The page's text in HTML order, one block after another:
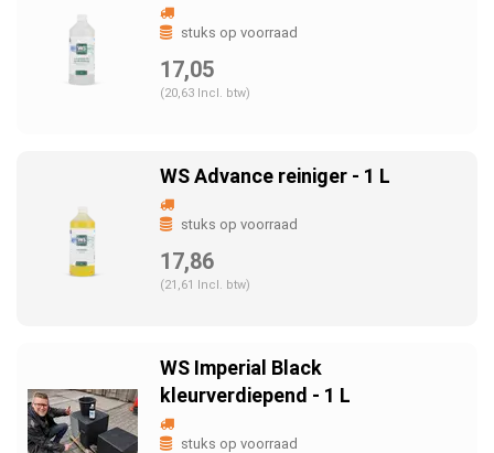
stuks op voorraad
17,05
(20,63 Incl. btw)
WS Advance reiniger - 1 L
stuks op voorraad
17,86
(21,61 Incl. btw)
WS Imperial Black
kleurverdiepend - 1 L
stuks op voorraad